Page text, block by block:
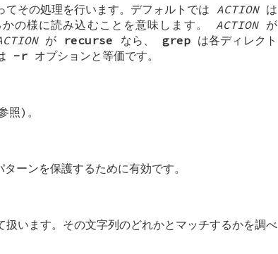
その処理を行います。デフォルトでは ACTIONは
の様に読み込むことを意味します。 ACTIONが
が recurse なら、 grepは各ディレクト
-r オプションと等価です。
照)。
ーンを保護するために有効です。
います。その文字列のどれかとマッチするかを調べ